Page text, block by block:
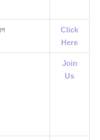
Click
Here
Join
Us